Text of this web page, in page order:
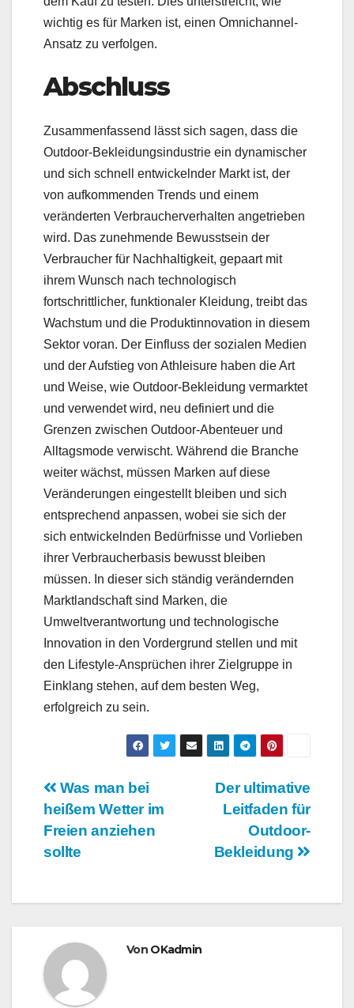
wichtig es für Marken ist, einen Omnichannel-
Ansatz zu verfolgen.
Abschluss
Zusammenfassend lässt sich sagen, dass die
Outdoor-Bekleidungsindustrie ein dynamischer
und sich schnell entwickelnder Markt ist, der
von aufkommenden Trends und einem
veränderten Verbraucherverhalten angetrieben
wird. Das zunehmende Bewusstsein der
Verbraucher für Nachhaltigkeit, gepaart mit
ihrem Wunsch nach technologisch
fortschrittlicher, funktionaler Kleidung, treibt das
Wachstum und die Produktinnovation in diesem
Sektor voran. Der Einfluss der sozialen Medien
und der Aufstieg von Athleisure haben die Art
und Weise, wie Outdoor-Bekleidung vermarktet
und verwendet wird, neu definiert und die
Grenzen zwischen Outdoor-Abenteuer und
Alltagsmode verwischt. Während die Branche
weiter wächst, müssen Marken auf diese
Veränderungen eingestellt bleiben und sich
entsprechend anpassen, wobei sie sich der
sich entwickelnden Bedürfnisse und Vorlieben
ihrer Verbraucherbasis bewusst bleiben
müssen. In dieser sich ständig verändernden
Marktlandschaft sind Marken, die
Umweltverantwortung und technologische
Innovation in den Vordergrund stellen und mit
den Lifestyle-Ansprüchen ihrer Zielgruppe in
Einklang stehen, auf dem besten Weg,
erfolgreich zu sein.
Beitrags-
Navigation
Der ultimative
Leitfaden für
Outdoor-
Bekleidung
Was man bei
heißem Wetter im
Freien anziehen
sollte
Von OKadmin